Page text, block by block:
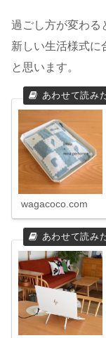
過ごし方が変わる
新しい生活様式に
と思います。
wagacoco.com